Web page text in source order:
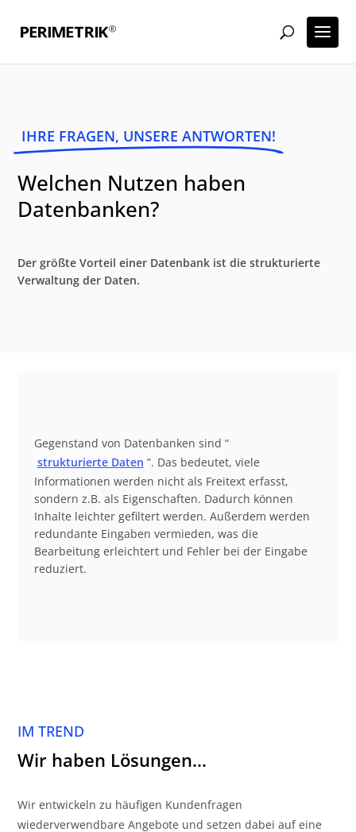
IHRE FRAGEN, UNSERE ANTWORTEN!
Welchen Nutzen haben
Datenbanken?
Der größte Vorteil einer Datenbank ist die strukturierte
Verwaltung der Daten.
Gegenstand von Datenbanken sind “
strukturierte Daten ”. Das bedeutet, viele
Informationen werden nicht als Freitext erfasst,
sondern z.B. als Eigenschaften. Dadurch können
Inhalte leichter gefiltert werden. Außerdem werden
redundante Eingaben vermieden, was die
Bearbeitung erleichtert und Fehler bei der Eingabe
reduziert.
IM TREND
Wir haben Lösungen…
Wir entwickeln zu häufigen Kundenfragen
wiederverwendbare Angebote und setzen dabei auf eine